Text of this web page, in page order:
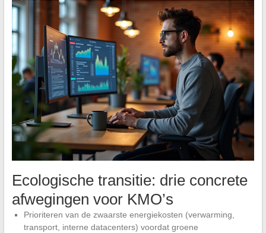
Ecologische transitie: drie concrete
afwegingen voor KMO’s
Prioriteren van de zwaarste energiekosten (verwarming,
transport, interne datacenters) voordat groene